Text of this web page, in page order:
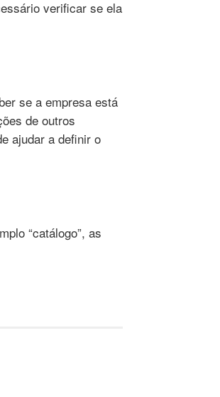
verificar se ela
se a empresa está
de outros
ajudar a definir o
“catálogo”, as